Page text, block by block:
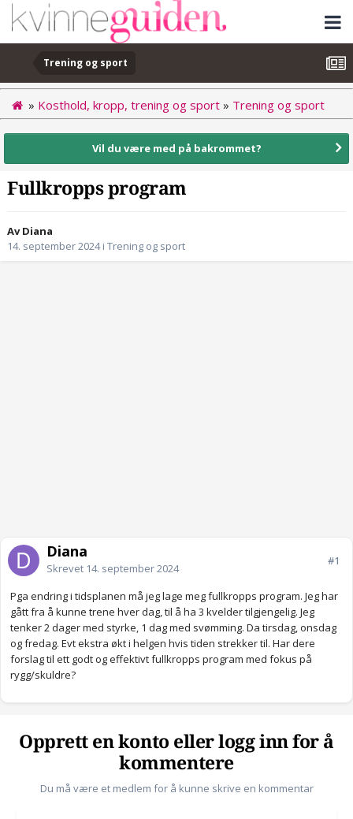
Trening og sport
» Kosthold, kropp, trening og sport » Trening og sport
Vil du være med på bakrommet?
Fullkropps program
Av Diana
14. september 2024i Trening og sport
Diana
Skrevet 14. september 2024
#1
Pga endring i tidsplanen må jeg lage meg fullkropps program. Jeg har
gått fra å kunne trene hver dag, til å ha 3 kvelder tilgjengelig. Jeg
tenker 2 dager med styrke, 1 dag med svømming. Da tirsdag, onsdag
og fredag. Evt ekstra økt i helgen hvis tiden strekker til. Har dere
forslag til ett godt og effektivt fullkropps program med fokus på
rygg/skuldre?
Opprett en konto eller logg inn for å
kommentere
Du må være et medlem for å kunne skrive en kommentar